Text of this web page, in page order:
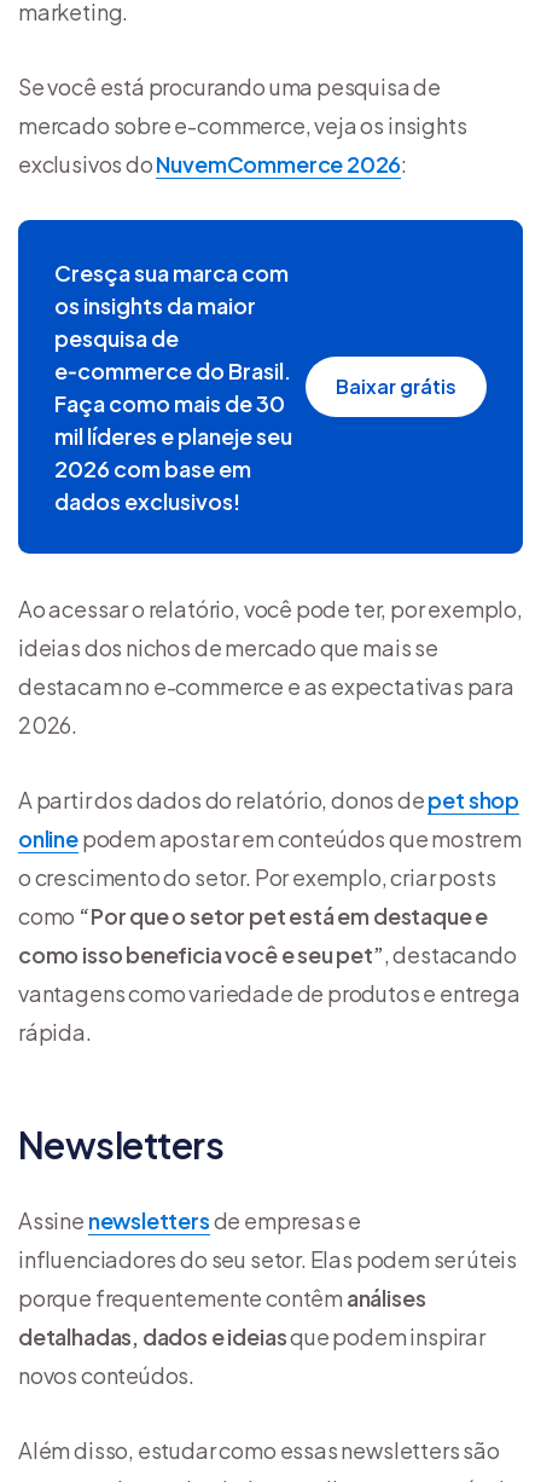
marketing.
Se você está procurando uma pesquisa de
mercado sobre e-commerce, veja os insights
exclusivos doNuvemCommerce 2026:
Cresça sua marca com
os insights da maior
pesquisa de
e‑commerce do Brasil.
Faça como mais de 30
mil líderes e planeje seu
2026 com base em
dados exclusivos!
Baixar grátis
Ao acessar o relatório, você pode ter, por exemplo,
ideias dos nichos de mercado que mais se
destacam no e-commerce e as expectativas para
2026.
A partir dos dados do relatório, donos depet shop
onlinepodem apostar em conteúdos que mostrem
o crescimento do setor. Por exemplo, criar posts
como “Por que o setor pet está em destaque e
como isso beneficia você e seu pet”, destacando
vantagens como variedade de produtos e entrega
rápida.
Newsletters
Assine newslettersde empresas e
influenciadores do seu setor. Elas podem ser úteis
porque frequentemente contêm análises
detalhadas, dados e ideiasque podem inspirar
novos conteúdos.
Além disso, estudar como essas newsletters são